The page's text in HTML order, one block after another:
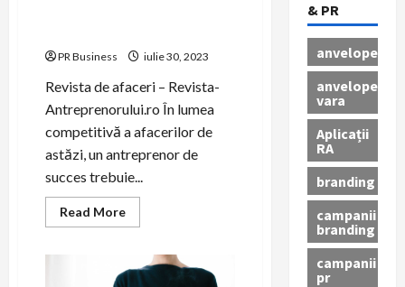
experiență
sustenabilă
PR Business iulie 30, 2023
Revista de afaceri – Revista-
Antreprenorului.ro În lumea
competitivă a afacerilor de
astăzi, un antreprenor de
succes trebuie...
Read MoreRead
more
Afaceri
& PR
anvelope
anvelope
vara
Aplicații
RA
branding
campanii
branding
campanii
pr